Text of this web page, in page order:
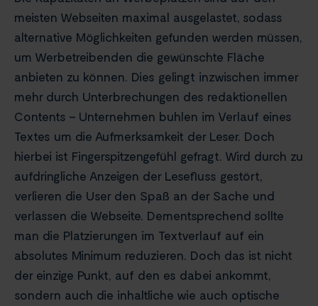
meisten Webseiten maximal ausgelastet, sodass
alternative Möglichkeiten gefunden werden müssen,
um Werbetreibenden die gewünschte Fläche
anbieten zu können. Dies gelingt inzwischen immer
mehr durch Unterbrechungen des redaktionellen
Contents – Unternehmen buhlen im Verlauf eines
Textes um die Aufmerksamkeit der Leser. Doch
hierbei ist Fingerspitzengefühl gefragt. Wird durch zu
aufdringliche Anzeigen der Lesefluss gestört,
verlieren die User den Spaß an der Sache und
verlassen die Webseite. Dementsprechend sollte
man die Platzierungen im Textverlauf auf ein
absolutes Minimum reduzieren. Doch das ist nicht
der einzige Punkt, auf den es dabei ankommt,
sondern auch die inhaltliche wie auch optische